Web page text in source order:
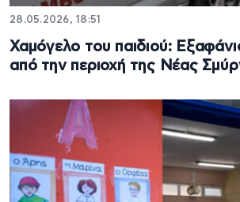
28.05.2026, 18:51
Χαμόγελο του παιδιού:
από την περιοχή της Νέας